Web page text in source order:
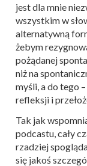
jest dla mnie
wszystkim w
alternatywną
żebym
pożądanej
niż na
myśli, a do tego
refleksji i
Tak jak
podcastu, cały
rzadziej
się jakoś